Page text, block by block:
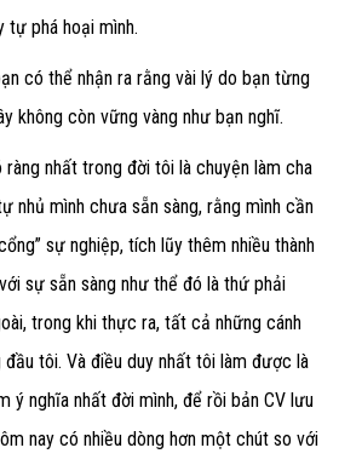
tự phá hoại mình.
có thể nhận ra rằng vài lý do bạn từng
không còn vững vàng như bạn nghĩ.
nhất trong đời tôi là chuyện làm cha
nhủ mình chưa sẵn sàng, rằng mình cần
sự nghiệp, tích lũy thêm nhiều thành
sự sẵn sàng như thể đó là thứ phải
trong khi thực ra, tất cả những cánh
tôi. Và điều duy nhất tôi làm được là
ý nghĩa nhất đời mình, để rồi bản CV lưu
nay có nhiều dòng hơn một chút so với